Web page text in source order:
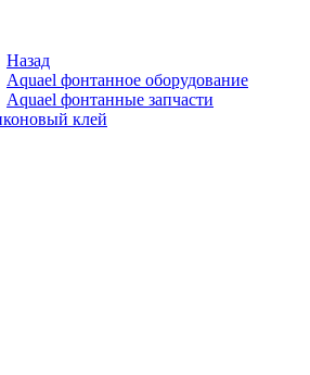
Назад
Aquael фонтанное оборудование
Aquael фонтанные запчасти
клей